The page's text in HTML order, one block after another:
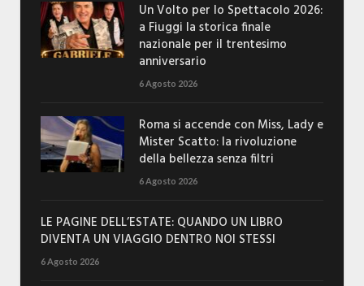
Un Volto per lo Spettacolo 2026:
a Fiuggi la storica finale
nazionale per il trentesimo
anniversario
6 Agosto 2026
Roma si accende con Miss, Lady e
Mister Scatto: la rivoluzione
della bellezza senza filtri
6 Agosto 2026
LE PAGINE DELL’ESTATE: QUANDO UN LIBRO
DIVENTA UN VIAGGIO DENTRO NOI STESSI
6 Agosto 2026